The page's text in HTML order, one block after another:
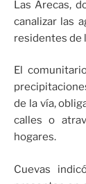
Las Arecas,
canalizar las
residentes de
El
de la vía,
calles o
hogares.
Cuevas